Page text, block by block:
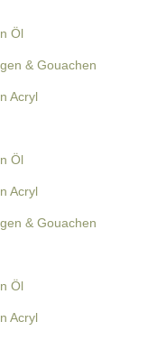
Öl
& Gouachen
Acryl
Öl
Acryl
& Gouachen
Öl
Acryl